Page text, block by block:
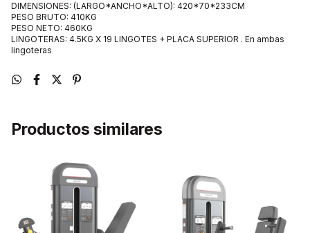
DIMENSIONES: (LARGO*ANCHO*ALTO): 420*70*233CM
PESO BRUTO: 410KG
PESO NETO: 460KG
LINGOTERAS: 4.5KG X 19 LINGOTES + PLACA SUPERIOR . En ambas
lingoteras
Productos similares